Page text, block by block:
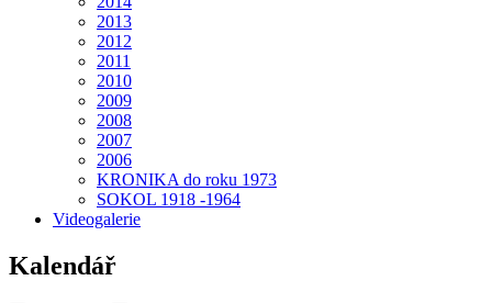
2013
2012
2011
2010
2009
2008
2007
2006
KRONIKA do roku 1973
SOKOL 1918 -1964
Videogalerie
Kalendář